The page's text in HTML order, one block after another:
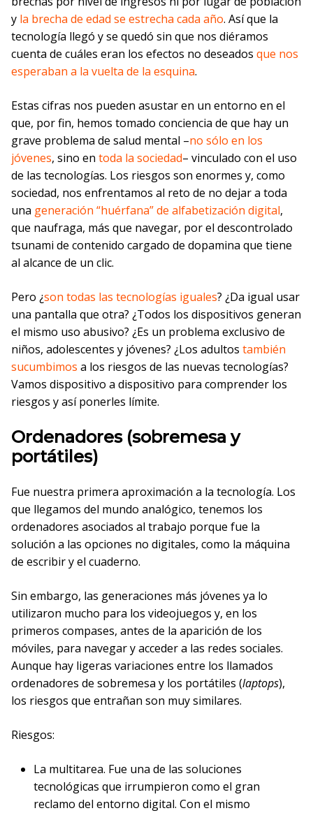
y la brecha de edad se estrecha cada año. Así que la
tecnología llegó y se quedó sin que nos diéramos
cuenta de cuáles eran los efectos no deseados que nos
esperaban a la vuelta de la esquina.
Estas cifras nos pueden asustar en un entorno en el
que, por fin, hemos tomado conciencia de que hay un
grave problema de salud mental –no sólo en los
jóvenes, sino en toda la sociedad– vinculado con el uso
de las tecnologías. Los riesgos son enormes y, como
sociedad, nos enfrentamos al reto de no dejar a toda
una generación “huérfana” de alfabetización digital,
que naufraga, más que navegar, por el descontrolado
tsunami de contenido cargado de dopamina que tiene
al alcance de un clic.
Pero ¿son todas las tecnologías iguales? ¿Da igual usar
una pantalla que otra? ¿Todos los dispositivos generan
el mismo uso abusivo? ¿Es un problema exclusivo de
niños, adolescentes y jóvenes? ¿Los adultos también
sucumbimos a los riesgos de las nuevas tecnologías?
Vamos dispositivo a dispositivo para comprender los
riesgos y así ponerles límite.
Ordenadores (sobremesa y
portátiles)
Fue nuestra primera aproximación a la tecnología. Los
que llegamos del mundo analógico, tenemos los
ordenadores asociados al trabajo porque fue la
solución a las opciones no digitales, como la máquina
de escribir y el cuaderno.
Sin embargo, las generaciones más jóvenes ya lo
utilizaron mucho para los videojuegos y, en los
primeros compases, antes de la aparición de los
móviles, para navegar y acceder a las redes sociales.
Aunque hay ligeras variaciones entre los llamados
ordenadores de sobremesa y los portátiles (laptops),
los riesgos que entrañan son muy similares.
Riesgos:
La multitarea. Fue una de las soluciones
tecnológicas que irrumpieron como el gran
reclamo del entorno digital. Con el mismo